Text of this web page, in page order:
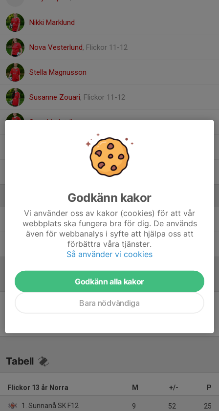
Nikki Marklund
Nova Vesterlund, Flickor 11-12
Stella Magnusson
Susanne Zouari, Flickor 11-12
Svea Lindström
, Flickor 11-12
, Flickor 11-13
Korey Snodgrass Tränare
Robin MarklundTränare
Referat
Tabell
Flickor 13 år Norra M +/- P
1. Sunnanå SK F12 9 52 25
Godkänn kakor
Vi använder oss av kakor (cookies) för att vår
webbplats ska fungera bra för dig. De används
även för webbanalys i syfte att hjälpa oss att
förbättra våra tjänster.
Så använder vi cookies
Godkänn alla kakor
Bara nödvändiga